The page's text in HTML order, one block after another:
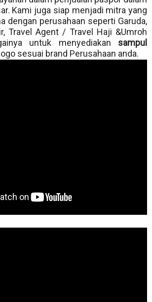
Kami juga siap menjadi mitra yang
dengan perusahaan seperti Garuda,
Travel Agent / Travel Haji &Umroh
untuk menyediakan sampul
sesuai brand Perusahaan anda.